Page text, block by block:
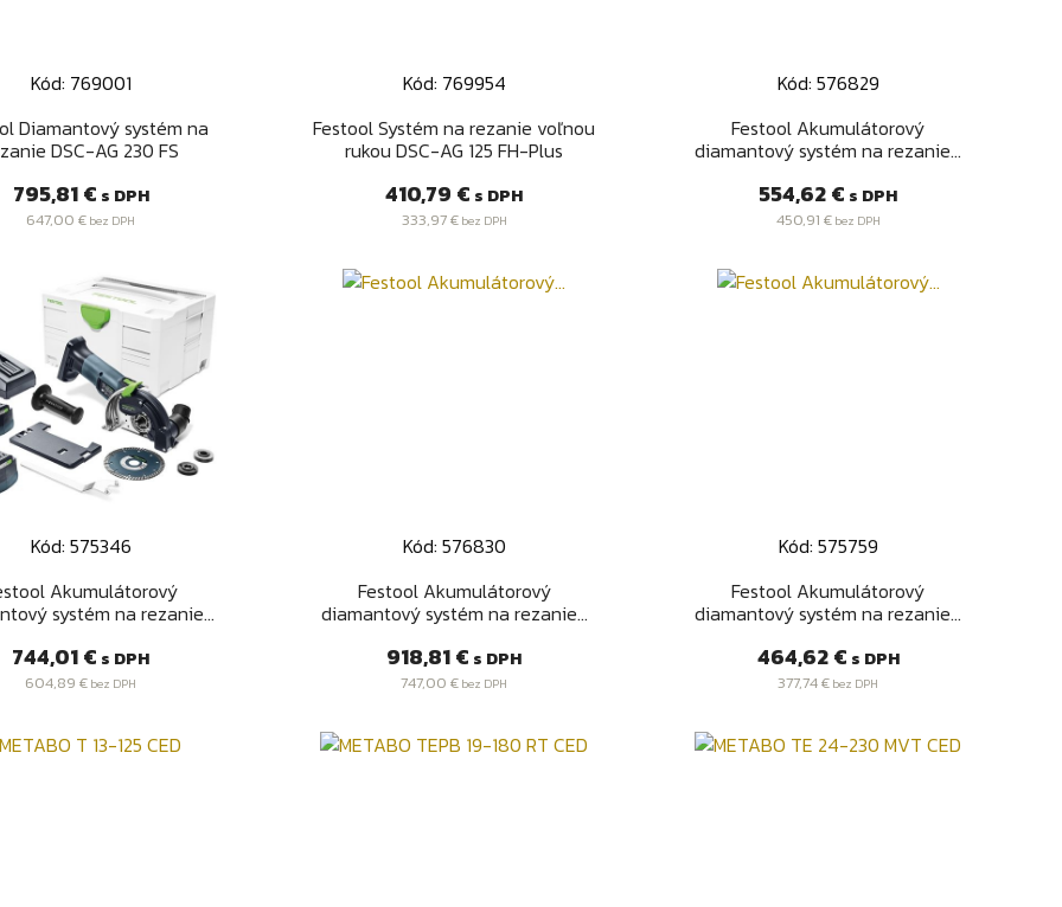
Kód: 769001
Diamantový systém na
DSC-AG 230 FS
Cena
795,81 € s DPH
647,00 € bez DPH
Rýchly náhľad
Kód: 769954
Festool Systém na rezanie voľnou
rukou DSC-AG 125 FH-Plus
Cena
410,79 € s DPH
333,97 €bez DPH
Rýchly náhľad
Kód: 576829
Festool Akumulátorový
diamantový systém na rezanie...
Cena
554,62 € s DPH
450,91 €bez DPH
Rýchly náhľad
Kód: 575346
Akumulátorový
systém na rezanie...
Cena
744,01 € s DPH
604,89 € bez DPH
Rýchly náhľad
Kód: 576830
Festool Akumulátorový
diamantový systém na rezanie...
Cena
918,81 € s DPH
747,00 € bez DPH
Rýchly náhľad
Kód: 575759
Festool Akumulátorový
diamantový systém na rezanie...
Cena
464,62 € s DPH
377,74 € bez DPH
Rýchly náhľad